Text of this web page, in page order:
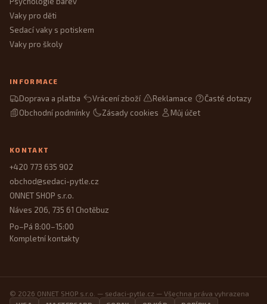
Vaky pro děti
Sedací vaky s potiskem
Vaky pro školy
INFORMACE
Doprava a platba Vrácení zboží Reklamace
Časté dotazy
Obchodní podmínky
Zásady cookies Můj účet
KONTAKT
+420 773 635 902
obchod@sedaci-pytle.cz
ONNET SHOP s.r.o.
Náves 206, 735 61 Chotěbuz
Po–Pá 8:00–15:00
Kompletní kontakty
© 2026 ONNET SHOP s.r.o. — sedaci-pytle.cz — Všechna práva vyhrazena